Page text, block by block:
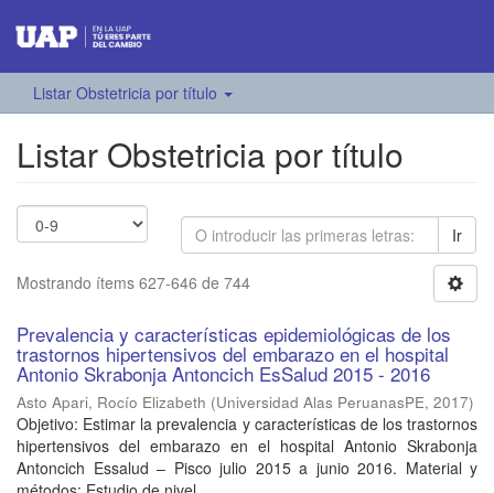
Listar Obstetricia por título
Listar Obstetricia por título
Ir
Mostrando ítems 627-646 de 744
Prevalencia y características epidemiológicas de los
trastornos hipertensivos del embarazo en el hospital
Antonio Skrabonja Antoncich EsSalud 2015 - 2016
Asto Apari, Rocío Elizabeth (Universidad Alas PeruanasPE, 2017)
Objetivo: Estimar la prevalencia y características de los trastornos
hipertensivos del embarazo en el hospital Antonio Skrabonja
Antoncich Essalud – Pisco julio 2015 a junio 2016. Material y